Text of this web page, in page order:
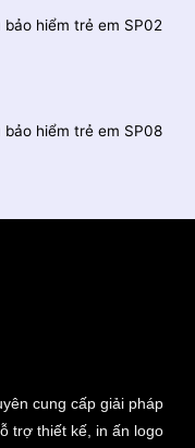
bảo hiểm trẻ em SP02
bảo hiểm trẻ em SP08
cung cấp giải pháp
trợ thiết kế, in ấn logo